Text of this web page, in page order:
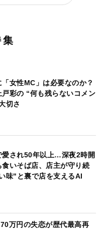
集
女性MC」は必要なのか？
彩の “何も残らないコメン
切さ
愛され50年以上…深夜2時開
食いそば店、店主が守り続
味"と裏で店を支えるAI
万円の失恋が歴代最高再